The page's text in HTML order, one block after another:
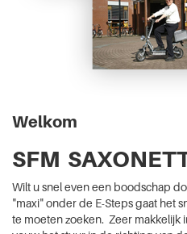
Welkom
SFM
Wilt u snel even een boodschap
"maxi" onder de E-Steps gaat het
te moeten zoeken. Zeer makkelijk